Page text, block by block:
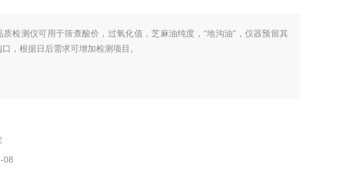
质检测仪可用于筛查酸价，过氧化值，芝麻油纯度，“地沟油"，仪器预留其
，根据日后需求可增加检测项目。
08